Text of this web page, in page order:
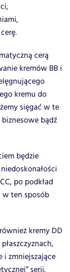
cerą
kremów BB i
kremu do
sięgać w te
bądź
będzie
po podkład
w ten sposób
kremy DD
i zmniejszające
serii.